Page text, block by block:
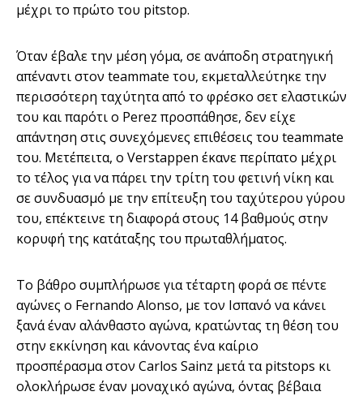
μέχρι το πρώτο του pitstop.
Όταν έβαλε την μέση γόμα, σε ανάποδη στρατηγική
απέναντι στον teammate του, εκμεταλλεύτηκε την
περισσότερη ταχύτητα από το φρέσκο σετ ελαστικών
του και παρότι ο Perez προσπάθησε, δεν είχε
απάντηση στις συνεχόμενες επιθέσεις του teammate
του. Μετέπειτα, ο Verstappen έκανε περίπατο μέχρι
το τέλος για να πάρει την τρίτη του φετινή νίκη και
σε συνδυασμό με την επίτευξη του ταχύτερου γύρου
του, επέκτεινε τη διαφορά στους 14 βαθμούς στην
κορυφή της κατάταξης του πρωταθλήματος.
Το βάθρο συμπλήρωσε για τέταρτη φορά σε πέντε
αγώνες ο Fernando Alonso, με τον Ισπανό να κάνει
ξανά έναν αλάνθαστο αγώνα, κρατώντας τη θέση του
στην εκκίνηση και κάνοντας ένα καίριο
προσπέρασμα στον Carlos Sainz μετά τα pitstops κι
ολοκλήρωσε έναν μοναχικό αγώνα, όντας βέβαια